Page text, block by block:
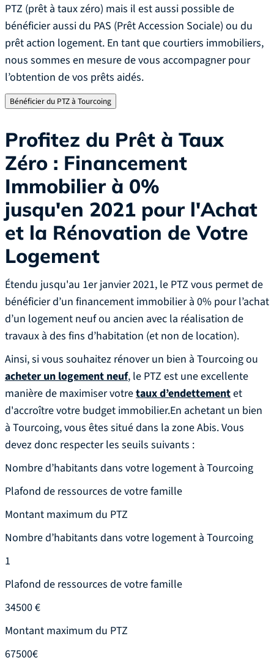
PTZ (prêt à taux zéro) mais il est aussi possible de
bénéficier aussi du PAS (Prêt Accession Sociale) ou du
prêt action logement.‍ En tant que courtiers immobiliers,
nous sommes en mesure de vous accompagner pour
l’obtention de vos prêts aidés.
Bénéficier du PTZ à Tourcoing
Profitez du Prêt à Taux
Zéro : Financement
Immobilier à 0%
jusqu'en 2021 pour l'Achat
et la Rénovation de Votre
Logement
Étendu jusqu'au 1er janvier 2021, le PTZ vous permet de
bénéficier d’un financement immobilier à 0% pour l’achat
d’un logement neuf ou ancien avec la réalisation de
travaux à des fins d’habitation (et non de location).
‍Ainsi, si vous souhaitez rénover un bien à Tourcoing ou
acheter un logement neuf, le PTZ est une excellente
manière de maximiser votretaux d’endettementet
d'accroître votre budget immobilier.En achetant un bien
à Tourcoing, vous êtes situé dans la zone Abis. Vous
devez donc respecter les seuils suivants :
Nombre d’habitants dans votre logement à Tourcoing
Plafond de ressources de votre famille
Montant maximum du PTZ
Nombre d’habitants dans votre logement à Tourcoing
1
Plafond de ressources de votre famille
34500 €
Montant maximum du PTZ
67500€